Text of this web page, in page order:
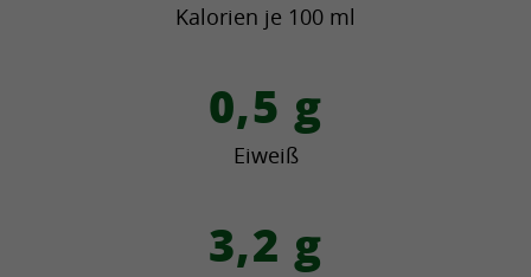
Kalorien je 100 ml
0,5 g
Eiweiß
3,2 g